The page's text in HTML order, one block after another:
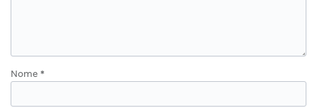
Nome *